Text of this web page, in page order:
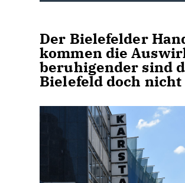
Der Bielefelder
kommen die
beruhigender sind
Bielefeld doch nicht